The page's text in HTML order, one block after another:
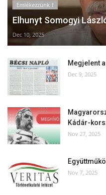
Emlékezzünk †
Elhunyt Somogyi
Dec 10, 2025
Megjelent
Dec 9, 2025
Kádár-
Nov 27, 2025
Nov 7, 2025